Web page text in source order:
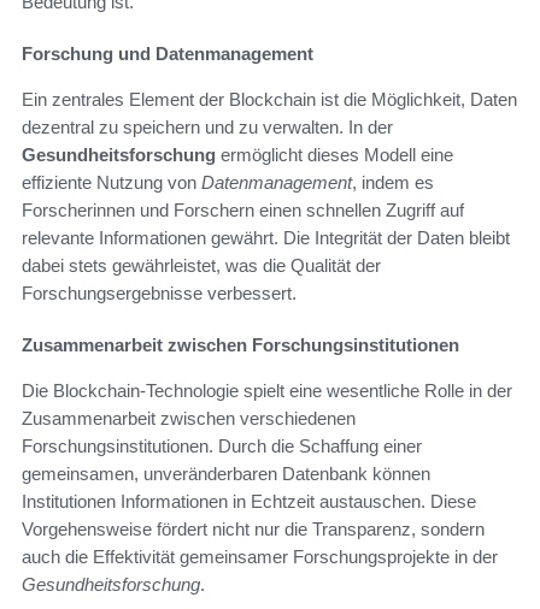
Forschung und Datenmanagement
Ein zentrales Element der Blockchain ist die Möglichkeit, Daten
dezentral zu speichern und zu verwalten. In der
Gesundheitsforschung ermöglicht dieses Modell eine
effiziente Nutzung von Datenmanagement, indem es
Forscherinnen und Forschern einen schnellen Zugriff auf
relevante Informationen gewährt. Die Integrität der Daten bleibt
dabei stets gewährleistet, was die Qualität der
Forschungsergebnisse verbessert.
Zusammenarbeit zwischen Forschungsinstitutionen
Die Blockchain-Technologie spielt eine wesentliche Rolle in der
Zusammenarbeit zwischen verschiedenen
Forschungsinstitutionen. Durch die Schaffung einer
gemeinsamen, unveränderbaren Datenbank können
Institutionen Informationen in Echtzeit austauschen. Diese
Vorgehensweise fördert nicht nur die Transparenz, sondern
auch die Effektivität gemeinsamer Forschungsprojekte in der
Gesundheitsforschung.